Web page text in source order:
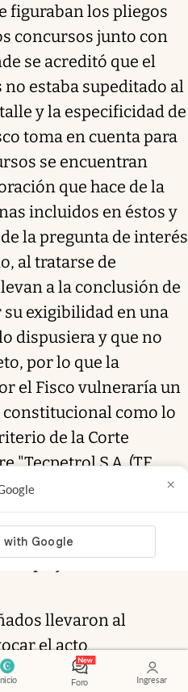
Inicio Foro Ingresar
×
figuraban los pliegos
concursos junto con
se acreditó que el
estaba supeditado al
y la especificidad de
toma en cuenta para
se encuentran
que hace de la
incluidos en éstos y
la pregunta de interés
al tratarse de
a la conclusión de
exigibilidad en una
dispusiera y que no
por lo que la
el Fisco vulneraría un
como lo
de la Corte
"Tecpetrol S.A. (TF
del 12 de septiembre
aplicadas en el
del caso.
llevaron al
el acto
tanto, este